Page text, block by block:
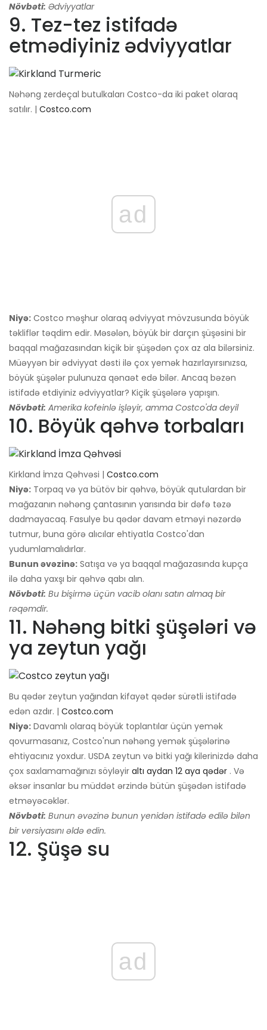
Növbəti: Ədviyyatlar
9. Tez-tez istifadə
etmədiyiniz ədviyyatlar
Nəhəng zerdeçal butulkaları Costco-da iki paket olaraq
satılır. | Costco.com
ad
Niyə: Costco məşhur olaraq ədviyyat mövzusunda böyük
təkliflər təqdim edir. Məsələn, böyük bir darçın şüşəsini bir
baqqal mağazasından kiçik bir şüşədən çox az ala bilərsiniz.
Müəyyən bir ədviyyat dəsti ilə çox yemək hazırlayırsınızsa,
böyük şüşələr pulunuza qənaət edə bilər. Ancaq bəzən
istifadə etdiyiniz ədviyyatlar? Kiçik şüşələrə yapışın.
Növbəti: Amerika kofeinlə işləyir, amma Costco'da deyil
10. Böyük qəhvə torbaları
Kirkland İmza Qəhvəsi | Costco.com
Niyə: Torpaq və ya bütöv bir qəhvə, böyük qutulardan bir
mağazanın nəhəng çantasının yarısında bir dəfə təzə
dadmayacaq. Fasulye bu qədər davam etməyi nəzərdə
tutmur, buna görə alıcılar ehtiyatla Costco'dan
yudumlamalıdırlar.
Bunun əvəzinə: Satışa və ya baqqal mağazasında kupça
ilə daha yaxşı bir qəhvə qabı alın.
Növbəti: Bu bişirmə üçün vacib olanı satın almaq bir
rəqəmdir.
11. Nəhəng bitki şüşələri və
ya zeytun yağı
Bu qədər zeytun yağından kifayət qədər sürətli istifadə
edən azdır. | Costco.com
Niyə: Davamlı olaraq böyük toplantılar üçün yemək
qovurmasanız, Costco'nun nəhəng yemək şüşələrinə
ehtiyacınız yoxdur. USDA zeytun və bitki yağı kilerinizdə daha
çox saxlamamağınızı söyləyir altı aydan 12 aya qədər . Və
əksər insanlar bu müddət ərzində bütün şüşədən istifadə
etməyəcəklər.
Növbəti: Bunun əvəzinə bunun yenidən istifadə edilə bilən
bir versiyasını əldə edin.
12. Şüşə su
ad